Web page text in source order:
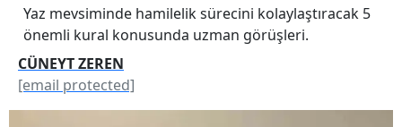
Yaz mevsiminde hamilelik sürecini kolaylaştıracak 5
önemli kural konusunda uzman görüşleri.
CÜNEYT ZEREN
[email protected]